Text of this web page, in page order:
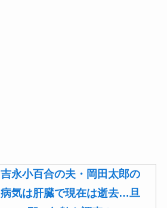
吉永小百合の夫・岡田太郎の
病気は肝臓で現在は逝去…旦